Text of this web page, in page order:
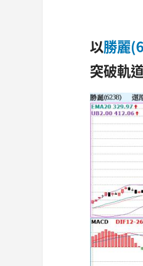
以勝麗
突破軌